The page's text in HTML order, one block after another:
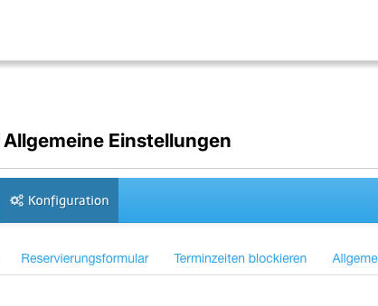
Allgemeine Einstellungen